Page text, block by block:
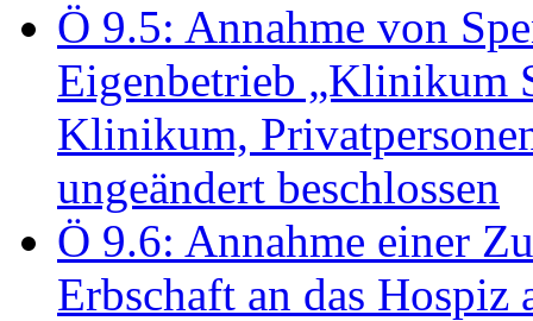
Ö 9.5: Annahme von
Eigenbetrieb „Klinikum
Klinikum,
ungeändert beschlossen
Ö 9.6: Annahme einer
Erbschaft an das